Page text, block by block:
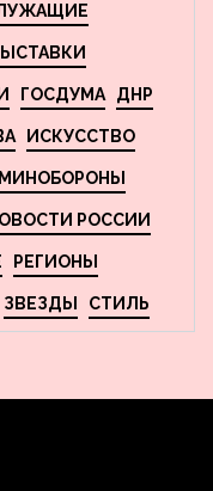
ГОСДУМА ДНР
ИСКУССТВО
МИНОБОРОНЫ
РОССИИ
РЕГИОНЫ
ЗВЕЗДЫ СТИЛЬ